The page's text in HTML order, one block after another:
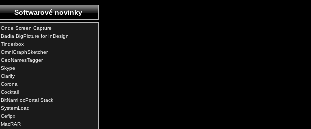
Softwarové novinky
Onde Screen Capture
Badia BigPicture for InDesign
Tinderbox
OmniGraphSketcher
GeoNamesTagger
Skype
Clarify
Corona
Cocktail
BitNami ocPortal Stack
SystemLoad
Cefipx
MacRAR